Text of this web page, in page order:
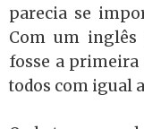
parecia se
Com um inglês
fosse a primeira
todos com igual